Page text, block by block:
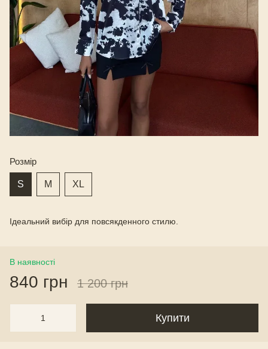
Розмір
S M XL
Ідеальний вибір для повсякденного стилю.
В наявності
840 грн 1 200 грн
Купити